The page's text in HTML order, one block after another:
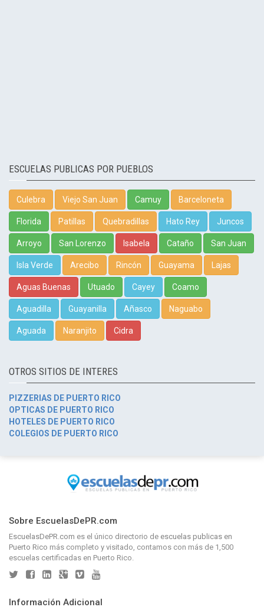
ESCUELAS PUBLICAS POR PUEBLOS
Culebra Viejo San Juan Camuy Barceloneta
Florida Patillas Quebradillas Hato Rey Juncos
Arroyo San Lorenzo Isabela Cataño San Juan
Isla Verde Arecibo Rincón Guayama Lajas
Aguas Buenas Utuado Cayey Coamo
Aguadilla Guayanilla Añasco Naguabo
Aguada Naranjito Cidra
OTROS SITIOS DE INTERES
PIZZERIAS DE PUERTO RICO
OPTICAS DE PUERTO RICO
HOTELES DE PUERTO RICO
COLEGIOS DE PUERTO RICO
Sobre EscuelasDePR.com
EscuelasDePR.com es el único directorio de escuelas publicas en
Puerto Rico más completo y visitado, contamos con más de 1,500
escuelas certificadas en Puerto Rico.
Información Adicional